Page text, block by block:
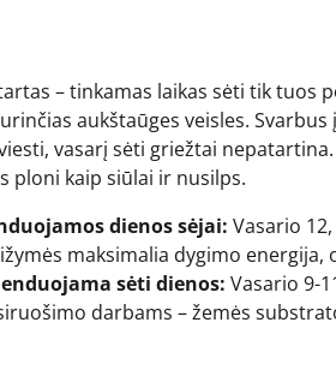
– tinkamas laikas sėti tik
aukštaūges veisles.
vasarį sėti griežtai
ploni kaip siūlai ir nusilps.
dienos sėjai: Vasario
maksimalia dygimo
sėti dienos: Vasario 9-
darbams – žemės